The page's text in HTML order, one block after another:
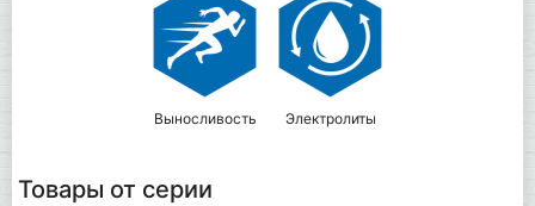
Выносливость Электролиты
Товары от серии